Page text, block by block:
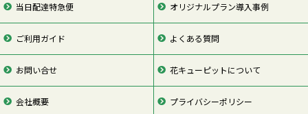
当日配達特急便 オリジナルプラン導入事例
ご利用ガイド よくある質問
お問い合せ 花キューピットについて
会社概要 プライバシーポリシー